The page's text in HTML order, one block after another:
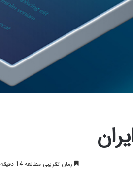
زمان تقریبی مطالعه 14 دقیقه